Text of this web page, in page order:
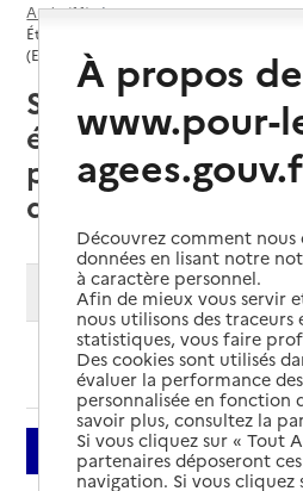
Aude (11)
Établissement d'hébergement pour
(EHPAD)
Saint-Hilaire
établissements
pour personnes
dépendantes
Modifier ma recherche
Ajouter
Filtrer
À propos
www.pour-
Découvrez comment
données en lisant notre
à caractère personnel.
Afin de mieux vous servir
nous utilisons des traceurs
statistiques, vous faire
Des cookies sont utilisés
évaluer la performance
personnalisée en fonction
savoir plus, consultez la
Si vous cliquez sur « Tout
partenaires déposeront
navigation. Si vous cliquez